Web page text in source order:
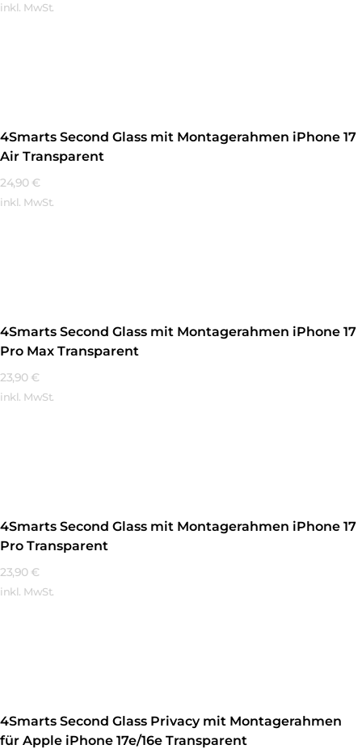
inkl. MwSt.
4Smarts Second Glass mit Montagerahmen iPhone 17
Air Transparent
24,90 €
inkl. MwSt.
4Smarts Second Glass mit Montagerahmen iPhone 17
Pro Max Transparent
23,90 €
inkl. MwSt.
4Smarts Second Glass mit Montagerahmen iPhone 17
Pro Transparent
23,90 €
inkl. MwSt.
4Smarts Second Glass Privacy mit Montagerahmen
für Apple iPhone 17e/16e Transparent